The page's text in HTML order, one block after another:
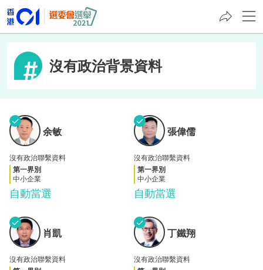
沒有政治背景資料
余敏
✓
自動當選
余敏
沒有政治聯繫資料
第一界別
中小企業
張偉
儒
✓
自動當選
張偉儒
沒有政治聯繫資料
第一界別
中小企業
肖凱
✓
肖凱
沒有政治聯繫資料
丁鐵
翔
✓
丁鐵翔
沒有政治聯繫資料